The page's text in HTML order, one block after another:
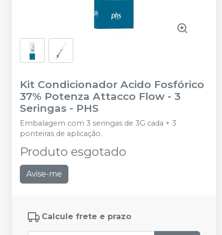
Kit Condicionador Acido Fosfórico
37% Potenza Attacco Flow - 3
Seringas - PHS
Embalagem com 3 seringas de 3G cada + 3
ponteiras de aplicação.
Produto esgotado
Avise-me
Calcule frete e prazo